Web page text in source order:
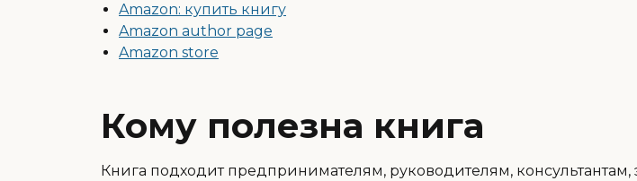
Amazon: купить книгу
Amazon author page
Amazon store
Кому полезна книга
Книга подходит предпринимателям, руководителям,